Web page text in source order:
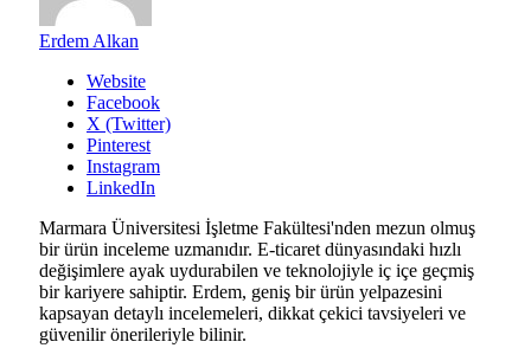
Erdem Alkan
Website
Facebook
X (Twitter)
Pinterest
Instagram
LinkedIn
Marmara Üniversitesi İşletme Fakültesi'nden mezun olmuş
bir ürün inceleme uzmanıdır. E-ticaret dünyasındaki hızlı
değişimlere ayak uydurabilen ve teknolojiyle iç içe geçmiş
bir kariyere sahiptir. Erdem, geniş bir ürün yelpazesini
kapsayan detaylı incelemeleri, dikkat çekici tavsiyeleri ve
güvenilir önerileriyle bilinir.